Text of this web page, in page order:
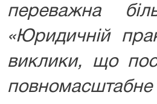
переважна
«Юридичній
виклики, що